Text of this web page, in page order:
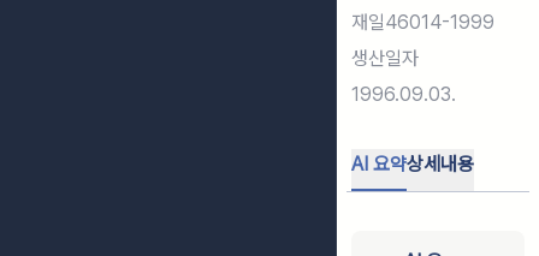
재일46014-1999
생산일자
1996.09.03.
AI 요약상세내용